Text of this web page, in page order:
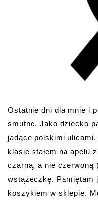
Ostatnie dni dla mnie i
smutne. Jako dziecko
jadące polskimi
klasie stałem na apelu
czarną, a nie czerwoną
wstążeczkę. Pamiętam
koszykiem w sklepie.